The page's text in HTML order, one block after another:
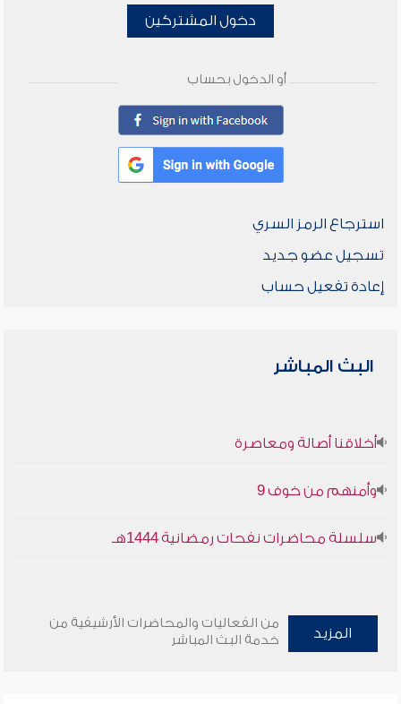
دخول المشتركين
أو الدخول بحساب
استرجاع الرمز السري
تسجيل عضو جديد
إعادة تفعيل حساب
البث المباشر
أخلاقنا أصالة ومعاصرة
وأمنهم من خوف 9
سلسلة محاضرات نفحات رمضانية 1444هـ
المزيد
من الفعاليات والمحاضرات الأرشيفية من
خدمة البث المباشر